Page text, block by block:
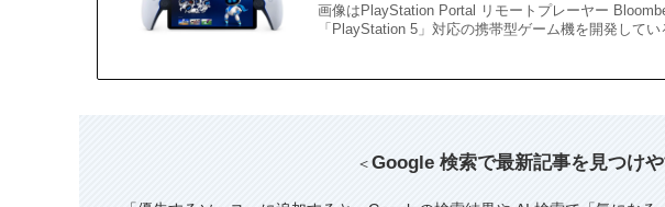
画像はPlayStation Portal リモートプレーヤー
「PlayStation 5」対応の携帯型ゲーム機を開発して
＜Google 検索で最新記事を見つけ